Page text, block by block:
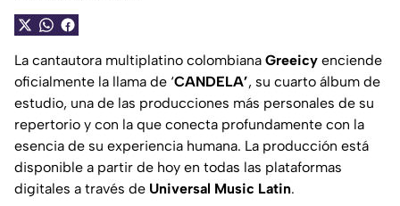
La cantautora multiplatino colombiana Greeicy enciende
oficialmente la llama de ‘CANDELA’, su cuarto álbum de
estudio, una de las producciones más personales de su
repertorio y con la que conecta profundamente con la
esencia de su experiencia humana. La producción está
disponible a partir de hoy en todas las plataformas
digitales a través de Universal Music Latin.